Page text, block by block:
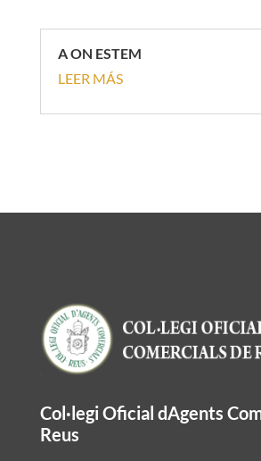
A ON ESTEM
LEER MÁS
Col·legi Oficial dAgents
Reus